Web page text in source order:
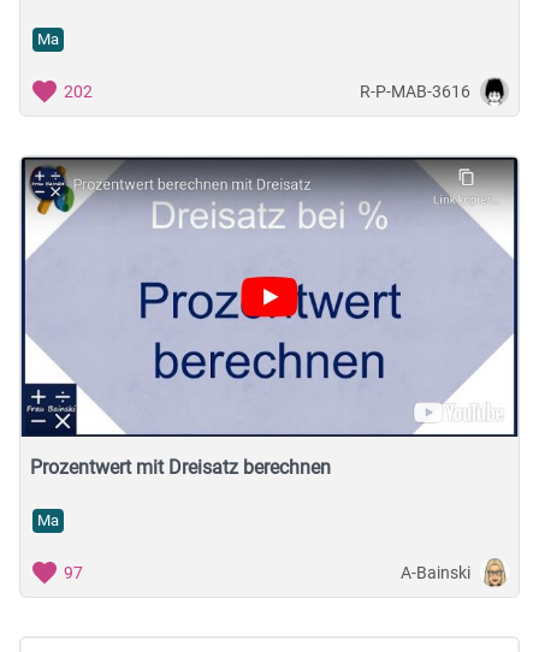
Ma
202 R-P-MAB-3616
Prozentwert mit Dreisatz berechnen
Ma
97 A-Bainski